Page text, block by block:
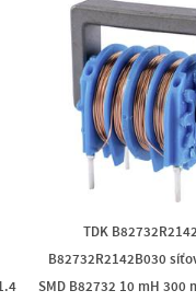
TDK
B82732R2142B030
SMD B82732 10 mH 300